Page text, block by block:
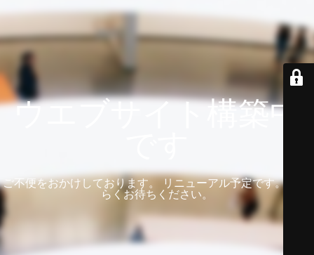
ウエブサイト構築中
ご不便をおかけしております。 リニューアル予定です。 しば
らくお待ちください。